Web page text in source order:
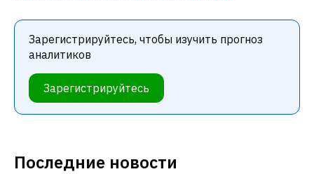
Последние новости
Зарегистрируйтесь, чтобы изучить прогноз
аналитиков
Зарегистрируйтесь